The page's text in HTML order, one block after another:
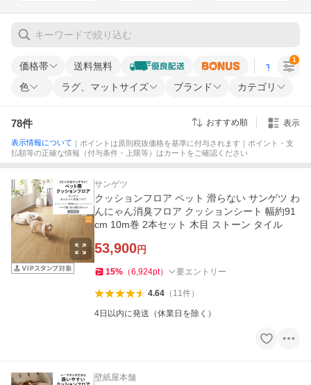
価格帯 送料無料 すべての条
色 ラグ、マットサイズ ブランド カテゴリ
1
78件 おすすめ順 表示
表示情報について ｜ポイントは原則税抜価格を基準に付与されます｜ポイント・支
払額等の正確な情報（付与条件・上限等）はカートをご確認ください
サンゲツ
クッションフロア ペット 滑らない サンゲツ わ
んにゃん消臭フロア クッションシート 幅約91
cm 10m巻 2本セット 木目 ストーン タイル
53,900円
15% （6,924pt） 要エントリー
4.64（ 11件）
4日以内に発送（休業日を除く）
壁紙屋本舗